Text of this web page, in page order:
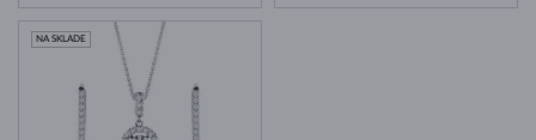
NA SKLADE